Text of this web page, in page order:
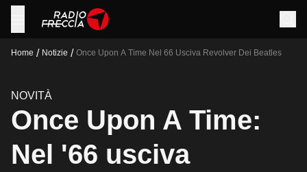
Home / Notizie / Once Upon A Time Nel 66 Usciva Revolver Dei Beatles
NOVITÀ
Once Upon A Time:
Nel '66 usciva